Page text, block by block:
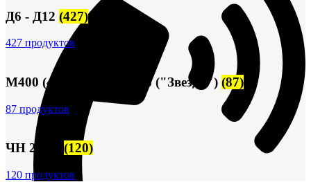
Д6 - Д12 (427)
427 продуктов
М400 (401), М500, М756 ("Звезда") (87)
87 продуктов
ЧН 25/34 (120)
120 продуктов